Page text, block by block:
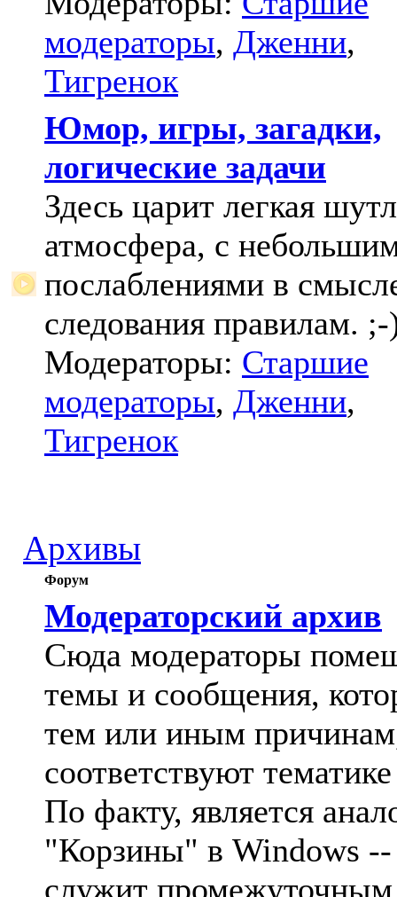
модераторы, Дженни,
Тигренок
Юмор, игры, загадки,
логические задачи
Здесь царит легкая
атмосфера, с
послаблениями в
следования правилам.
Модераторы: Старшие
модераторы, Дженни,
Тигренок
Архивы
Форум
Модераторский архив
Сюда модераторы
темы и сообщения,
тем или иным
соответствуют
По факту, является
"Корзины" в Windows --
служит промежуточным